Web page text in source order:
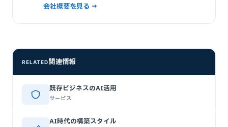
会社概要を見る →
RELATED関連情報
既存ビジネスのAI活用
サービス
AI時代の構築スタイル